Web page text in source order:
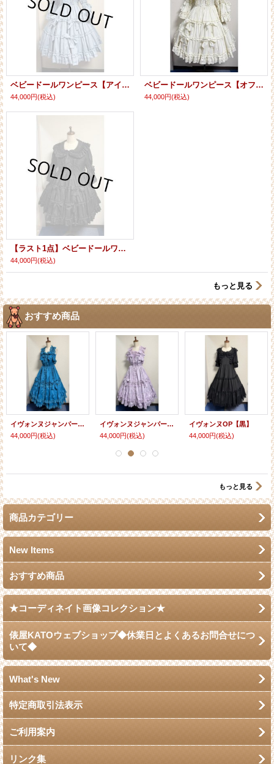
ベビードールワンピース【アイスブルー】
44,000円(税込)
ベビードールワンピース【オフ白】
44,000円(税込)
【ラスト1点】ベビードールワンピース【黒・プラスサイズ】
44,000円(税込)
もっと見る
おすすめ商品
イヴォンヌジャンパースカート【ターコイズ】
44,000円(税込)
イヴォンヌジャンパースカート【ラベンダー】
44,000円(税込)
イヴォンヌOP【黒】
44,000円(税込)
もっと見る
商品カテゴリー
New Items
おすすめ商品
★コーディネイト画像コレクション★
俵屋KATOウェブショップ◆休業日とよくあるお問合せにつ
いて◆
What's New
特定商取引法表示
ご利用案内
リンク集